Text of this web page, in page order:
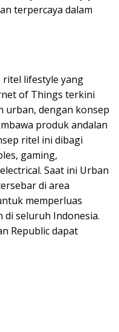
terpercaya dalam
ritel lifestyle yang
of Things terkini
urban, dengan konsep
produk andalan
ritel ini dibagi
gaming,
Saat ini Urban
di area
memperluas
seluruh Indonesia.
Republic dapat